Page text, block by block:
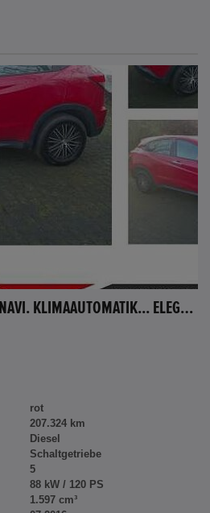
HONDA HR-V 1.6 I-DTEC NAVI. KLIMAAUTOMATIK... ELEGANCE
rot
207.324 km
Diesel
Schaltgetriebe
5
88 kW / 120 PS
1.597 cm³